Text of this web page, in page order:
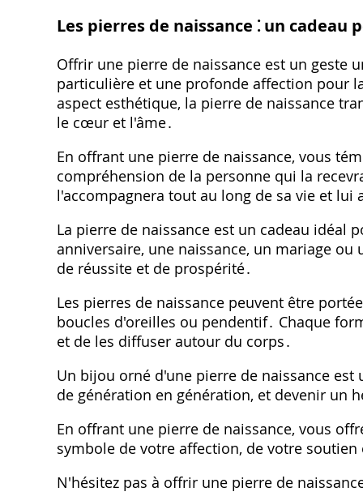
Les pierres de naissance ⁚ un
Offrir une pierre de naissance est un geste
particulière et une profonde affection pour
aspect esthétique, la pierre de naissance
le cœur et l'âme․
En offrant une pierre de naissance, vous
compréhension de la personne qui la
l'accompagnera tout au long de sa vie et
La pierre de naissance est un cadeau idéal
anniversaire, une naissance, un mariage
de réussite et de prospérité․
Les pierres de naissance peuvent être
boucles d'oreilles ou pendentif․ Chaque
et de les diffuser autour du corps․
Un bijou orné d'une pierre de naissance
de génération en génération, et devenir un
En offrant une pierre de naissance, vous
symbole de votre affection, de votre
N'hésitez pas à offrir une pierre de